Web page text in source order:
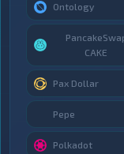
Ontology
CAKE
Pax Dollar
Pepe
Polkadot